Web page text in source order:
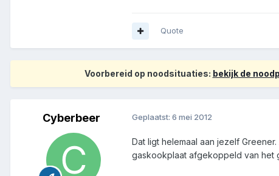
Quote
Voorbereid op noodsituaties: bekijk de
Cyberbeer Geplaatst: 6 mei 2012
Dat ligt helemaal aan jezelf
gaskookplaat afgekoppeld van het